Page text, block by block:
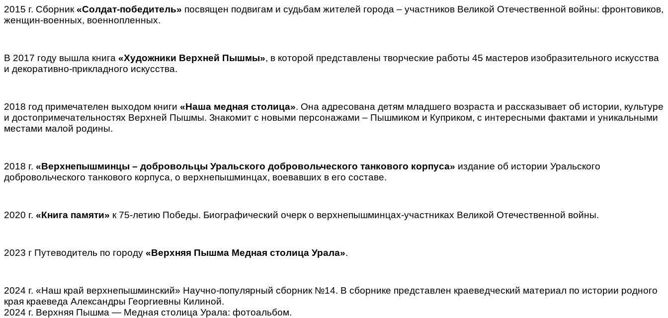
2015 г. Сборник «Солдат-победитель» посвящен подвигам и судьбам жителей города – участников Великой Отечественной войны: фронтовиков,
женщин-военных, военнопленных.
В 2017 году вышла книга «Художники Верхней Пышмы», в которой представлены творческие работы 45 мастеров изобразительного искусства
и декоративно-прикладного искусства.
2018 год примечателен выходом книги «Наша медная столица». Она адресована детям младшего возраста и рассказывает об истории, культуре
и достопримечательностях Верхней Пышмы. Знакомит с новыми персонажами – Пышмиком и Куприком, с интересными фактами и уникальными
местами малой родины.
2018 г. «Верхнепышминцы – добровольцы Уральского добровольческого танкового корпуса» издание об истории Уральского
добровольческого танкового корпуса, о верхнепышминцах, воевавших в его составе.
2020 г. «Книга памяти» к 75-летию Победы. Биографический очерк о верхнепышминцах-участниках Великой Отечественной войны.
2023 г Путеводитель по городу «Верхняя Пышма Медная столица Урала».
2024 г. «Наш край верхнепышминский» Научно-популярный сборник №14. В сборнике представлен краеведческий материал по истории родного
края краеведа Александры Георгиевны Килиной.
2024 г. Верхняя Пышма — Медная столица Урала: фотоальбом.